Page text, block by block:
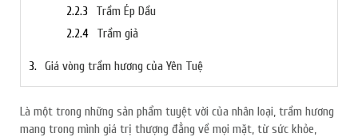
Trầm Ép Dầu
Trầm giả
Giá vòng trầm hương của Yên Tuệ
Là một trong những sản phẩm tuyệt vời của nhân loại, trầm hương
mang trong mình giá trị thượng đẳng về mọi mặt, từ sức khỏe,